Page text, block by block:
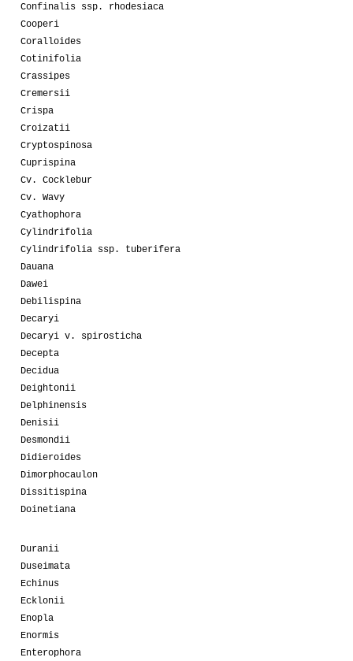
Confinalis ssp. rhodesiaca
Cooperi
Coralloides
Cotinifolia
Crassipes
Cremersii
Crispa
Croizatii
Cryptospinosa
Cuprispina
Cv. Cocklebur
Cv. Wavy
Cyathophora
Cylindrifolia
Cylindrifolia ssp. tuberifera
Dauana
Dawei
Debilispina
Decaryi
Decaryi v. spirosticha
Decepta
Decidua
Deightonii
Delphinensis
Denisii
Desmondii
Didieroides
Dimorphocaulon
Dissitispina
Doinetiana
Duranii
Duseimata
Echinus
Ecklonii
Enopla
Enormis
Enterophora